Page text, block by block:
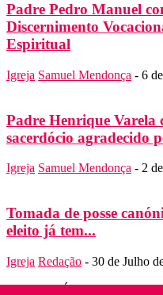
Padre Pedro Manuel
Discernimento
Espiritual
Igreja Samuel Mendonça - 6
Padre Henrique Varela
sacerdócio agradecido
Igreja Samuel Mendonça - 2
Tomada de posse
eleito já tem...
Igreja Redação - 30 de Julho